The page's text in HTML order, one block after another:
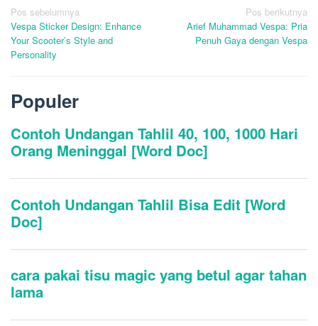
Navigasi
pos
Pos sebelumnya
Vespa Sticker Design: Enhance
Your Scooter’s Style and
Personality
Pos berikutnya
Arief Muhammad Vespa: Pria
Penuh Gaya dengan Vespa
Populer